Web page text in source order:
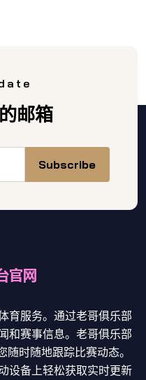
邮箱
Subscribe
育服务。通过老哥俱乐部
和赛事信息。老哥俱乐部
时随地跟踪比赛动态。
设备上轻松获取实时更新